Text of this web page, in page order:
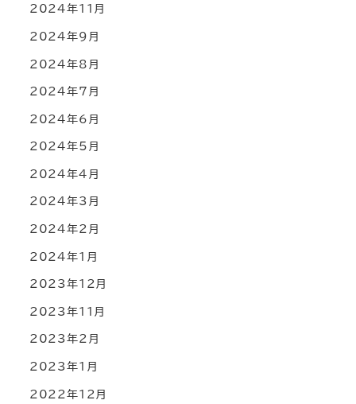
2024年11月
2024年9月
2024年8月
2024年7月
2024年6月
2024年5月
2024年4月
2024年3月
2024年2月
2024年1月
2023年12月
2023年11月
2023年2月
2023年1月
2022年12月